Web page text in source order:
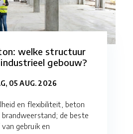
welke structuur
gebouw?
05 AUG. 2026
en flexibiliteit, beton
de beste
gebruik en